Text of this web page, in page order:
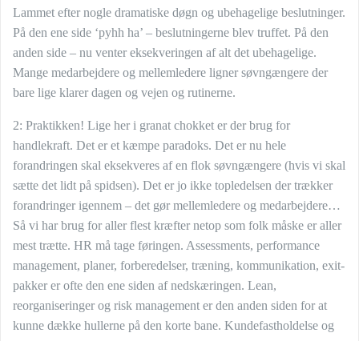
Lammet efter nogle dramatiske døgn og ubehagelige beslutninger.
På den ene side ‘pyhh ha’ – beslutningerne blev truffet. På den
anden side – nu venter eksekveringen af alt det ubehagelige.
Mange medarbejdere og mellemledere ligner søvngængere der
bare lige klarer dagen og vejen og rutinerne.
2: Praktikken! Lige her i granat chokket er der brug for
handlekraft. Det er et kæmpe paradoks. Det er nu hele
forandringen skal eksekveres af en flok søvngængere (hvis vi skal
sætte det lidt på spidsen). Det er jo ikke topledelsen der trækker
forandringer igennem – det gør mellemledere og medarbejdere…
Så vi har brug for aller flest kræfter netop som folk måske er aller
mest trætte. HR må tage føringen. Assessments, performance
management, planer, forberedelser, træning, kommunikation, exit-
pakker er ofte den ene siden af nedskæringen. Lean,
reorganiseringer og risk management er den anden siden for at
kunne dække hullerne på den korte bane. Kundefastholdelse og